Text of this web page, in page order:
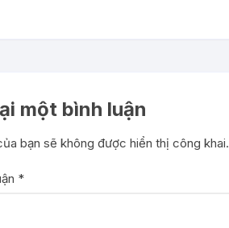
một bình luận
bạn sẽ không được hiển thị công khai.
*